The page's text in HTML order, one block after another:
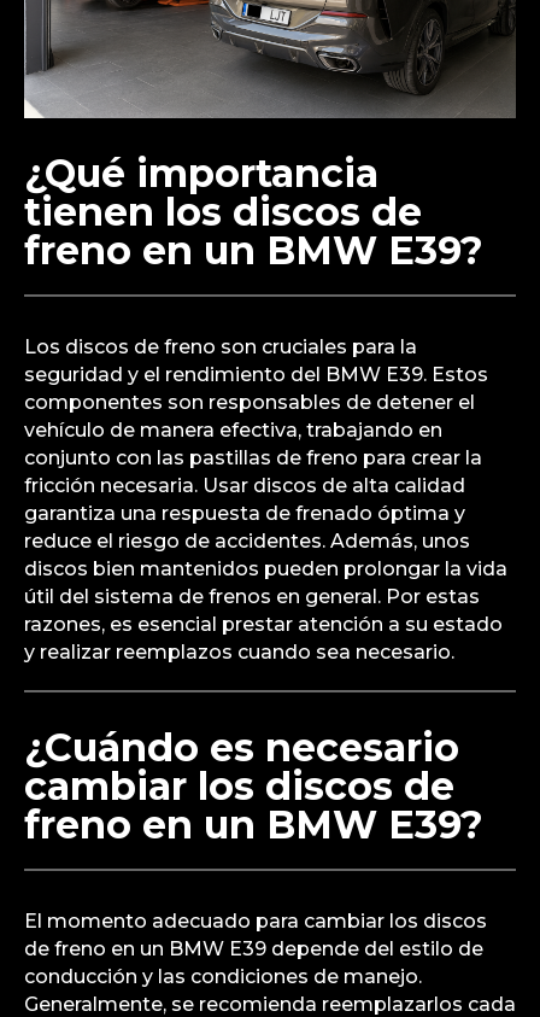
¿Qué importancia
tienen los discos de
freno en un BMW E39?
Los discos de freno son cruciales para la
seguridad y el rendimiento del BMW E39. Estos
componentes son responsables de detener el
vehículo de manera efectiva, trabajando en
conjunto con las pastillas de freno para crear la
fricción necesaria. Usar discos de alta calidad
garantiza una respuesta de frenado óptima y
reduce el riesgo de accidentes. Además, unos
discos bien mantenidos pueden prolongar la vida
útil del sistema de frenos en general. Por estas
razones, es esencial prestar atención a su estado
y realizar reemplazos cuando sea necesario.
¿Cuándo es necesario
cambiar los discos de
freno en un BMW E39?
El momento adecuado para cambiar los discos
de freno en un BMW E39 depende del estilo de
conducción y las condiciones de manejo.
Generalmente, se recomienda reemplazarlos cada